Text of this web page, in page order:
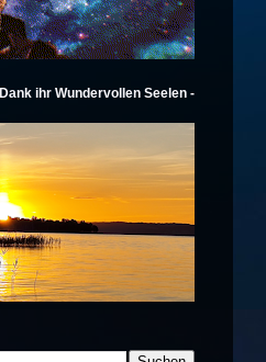
ihr Wundervollen Seelen -